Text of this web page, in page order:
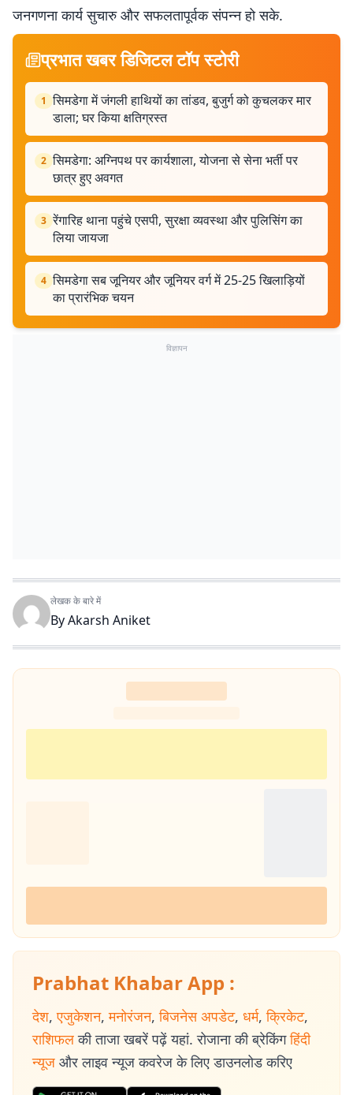
जनगणना कार्य सुचारु और सफलतापूर्वक संपन्न हो सके.
प्रभात खबर डिजिटल टॉप स्टोरी
1 सिमडेगा में जंगली हाथियों का तांडव, बुजुर्ग को कुचलकर मार
डाला; घर किया क्षतिग्रस्त
2 सिमडेगा: अग्निपथ पर कार्यशाला, योजना से सेना भर्ती पर
छात्र हुए अवगत
3 रेंगारिह थाना पहुंचे एसपी, सुरक्षा व्यवस्था और पुलिसिंग का
लिया जायजा
4 सिमडेगा सब जूनियर और जूनियर वर्ग में 25-25 खिलाड़ियों
का प्रारंभिक चयन
विज्ञापन
लेखक के बारे में
ByAkarsh Aniket
Prabhat Khabar App :
देश, एजुकेशन, मनोरंजन, बिजनेस अपडेट, धर्म, क्रिकेट,
राशिफल की ताजा खबरें पढ़ें यहां. रोजाना की ब्रेकिंग हिंदी
न्यूज और लाइव न्यूज कवरेज के लिए डाउनलोड करिए